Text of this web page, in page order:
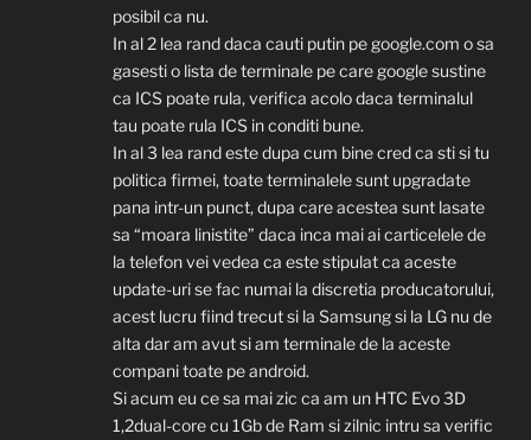
posibil ca nu.
In al 2 lea rand daca cauti putin pe google.com o sa
gasesti o lista de terminale pe care google sustine
ca ICS poate rula, verifica acolo daca terminalul
tau poate rula ICS in conditi bune.
In al 3 lea rand este dupa cum bine cred ca sti si tu
politica firmei, toate terminalele sunt upgradate
pana intr-un punct, dupa care acestea sunt lasate
sa “moara linistite” daca inca mai ai carticelele de
la telefon vei vedea ca este stipulat ca aceste
update-uri se fac numai la discretia producatorului,
acest lucru fiind trecut si la Samsung si la LG nu de
alta dar am avut si am terminale de la aceste
compani toate pe android.
Si acum eu ce sa mai zic ca am un HTC Evo 3D
1,2dual-core cu 1Gb de Ram si zilnic intru sa verific